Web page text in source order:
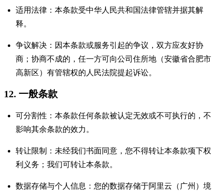
适用法律：本条款受中华人民共和国法律管辖并据其解
释。
争议解决：因本条款或服务引起的争议，双方应友好协
商；协商不成的，任一方可向公司住所地（安徽省合肥市
高新区）有管辖权的人民法院提起诉讼。
12. 一般条款
可分割性：本条款任何条款被认定无效或不可执行的，不
影响其余条款的效力。
转让限制：未经我们书面同意，您不得转让本条款项下权
利义务；我们可转让本条款。
数据存储与个人信息：您的数据存储于阿里云（广州）境